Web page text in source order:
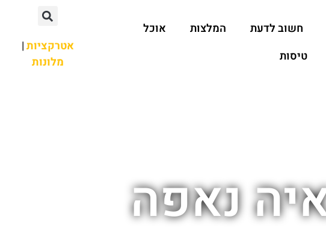
חשוב לדעת המלצות
אוכל
טיסות
אטרקציות|
מלונות
נאפה